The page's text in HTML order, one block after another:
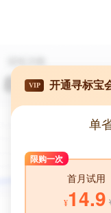
VIP 开通寻标宝
单
限购一次
首月试用
¥14.9